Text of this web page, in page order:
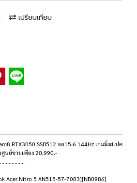
เปรียบเทียบ
RTX3050 SSD512 จอ15.6 144Hz เกมมิ่งสเปค
นย์ขายเพียง 20,990.-
Acer Nitro 5 AN515-57-7083][NB0986]